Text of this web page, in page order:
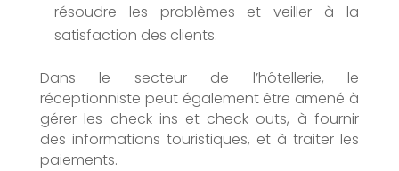
résoudre les problèmes et veiller à la
satisfaction des clients.
Dans le secteur de l’hôtellerie, le
réceptionniste peut également être amené à
gérer les check-ins et check-outs, à fournir
des informations touristiques, et à traiter les
paiements.